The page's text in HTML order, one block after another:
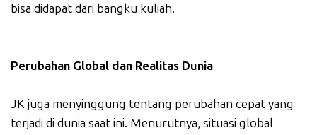
bisa didapat dari bangku kuliah.
Perubahan Global dan Realitas Dunia
JK juga menyinggung tentang perubahan cepat yang
terjadi di dunia saat ini. Menurutnya, situasi global